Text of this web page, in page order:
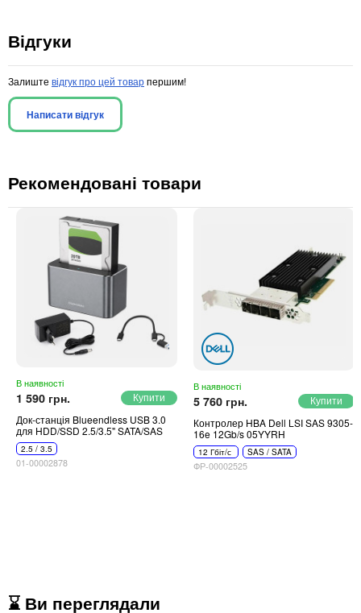
Відгуки
Залиште відгук про цей товарпершим!
Написати відгук
Рекомендовані товари
В наявності
1 590 грн.
Док-станція Blueendless USB 3.0
для HDD/SSD 2.5/3.5" SATA/SAS
2.5 / 3.5
01-00002878
В наявності
5 760 грн.
Контролер HBA Dell LSI SAS 9305-
16e 12Gb/s 05YYRH
12 Гбіт/с SAS / SATA
ФР-00002525
⌛ Ви переглядали